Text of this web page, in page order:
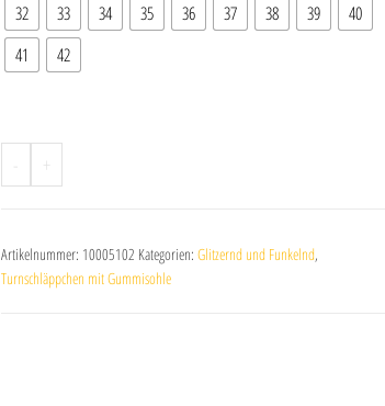
32
33 34 35 36 37 38 39
40
41
42
+
e
r
Artikelnummer: 10005102 Kategorien: Glitzernd und Funkelnd,
Turnschläppchen mit Gummisohle